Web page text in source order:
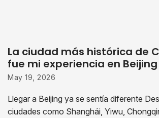
La ciudad más histórica de
fue mi experiencia en Beijing
May 19, 2026
Llegar a Beijing ya se sentía diferente
ciudades como Shanghái, Yiwu,